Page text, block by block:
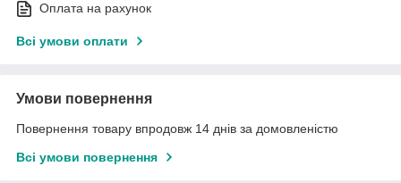
Оплата на рахунок
Всі умови оплати
Умови повернення
Повернення товару впродовж 14 днів за домовленістю
Всі умови повернення